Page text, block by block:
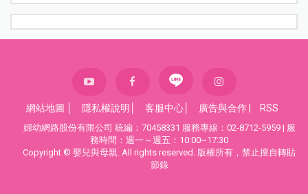
網站地圖 隱私權說明 客服中心 廣告與合作| RSS
婦幼網路股份有限公司 統編：70458331 服務專線：02-8712-5959 | 服
務時間：週一～週五：10:00~17:30
Copyright © 嬰兒與母親. All rights reserved. 版權所有，禁止擅自轉貼
節錄